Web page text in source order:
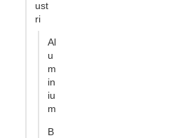
ust
ri
Al
u
m
in
iu
m
B